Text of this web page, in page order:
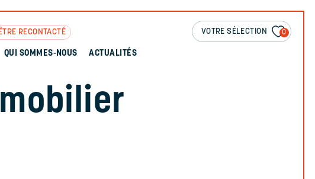
VOTRE SÉLECTION 0
RECONTACTÉ
QUI SOMMES-NOUS ACTUALITÉS